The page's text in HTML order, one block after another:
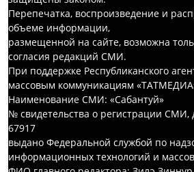
Перепечатка, воспроизведение и
объеме информации,
размещенной на сайте, возможна
согласия редакций СМИ.
При поддержке Республиканского
массовым коммуникациям
Наименование СМИ: «Сабантуй»
№ свидетельства о регистрации
67917
выдано Федеральной службой по
информационных технологий и